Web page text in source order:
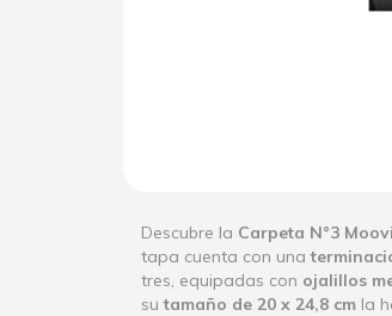
Descubre la Carpeta N°3
tapa cuenta con una
tres, equipadas con ojalillos
sutamaño de 20 x 24,8 cm la